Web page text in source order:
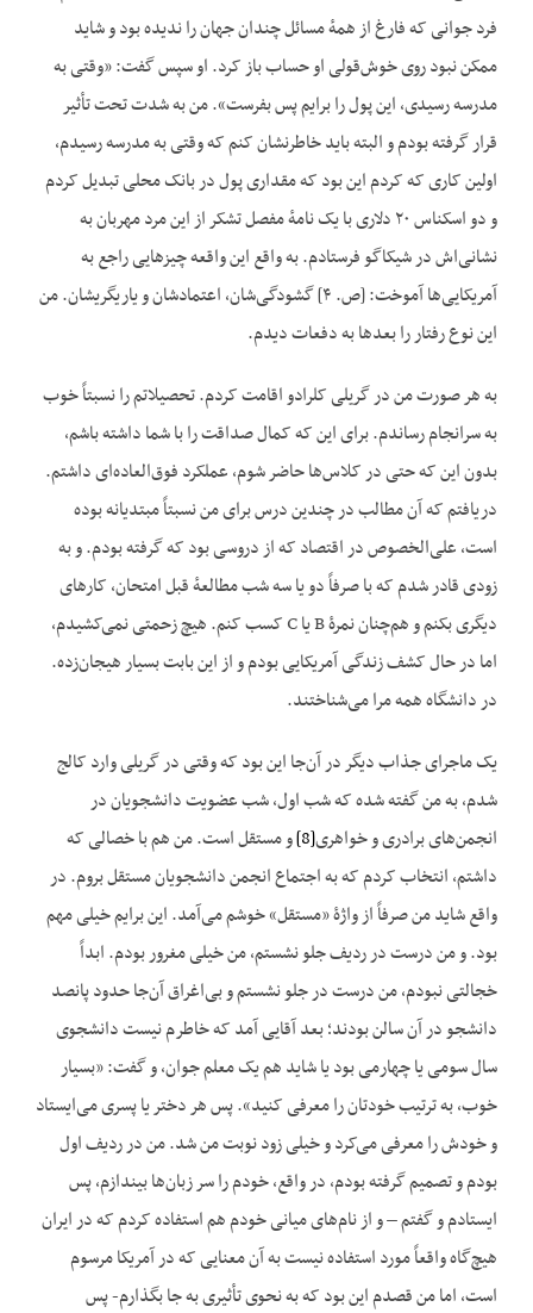
فرد جوانی که فارغ از همهٔ مسائل چندان جهان را ندیده بود و شاید
ممکن نبود روی خوش‌قولی او حساب باز کرد. او سپس گفت: «وقتی به
مدرسه رسیدی، این پول را برایم پس بفرست». من به شدت تحت تأثیر
قرار گرفته بودم و البته باید خاطرنشان کنم که وقتی به مدرسه رسیدم،
اولین کاری که کردم این بود که مقداری پول در بانک محلی تبدیل کردم
و دو اسکناس ۲۰ دلاری با یک نامهٔ مفصل تشکر از این مرد مهربان به
نشانی‌اش در شیکاگو فرستادم. به واقع این واقعه چیزهایی راجع به
آمریکایی‌ها آموخت: [ص. ۴] گشودگی‌شان، اعتمادشان و یاریگریشان. من
این نوع رفتار را بعدها به دفعات دیدم.
به هر صورت من در گریلی کلرادو اقامت کردم. تحصیلاتم را نسبتاً خوب
به سرانجام رساندم. برای این که کمال صداقت را با شما داشته باشم،
بدون این که حتی در کلاس‌ها حاضر شوم، عملکرد فوق‌العاده‌ای داشتم.
دریافتم که آن مطالب در چندین درس برای من نسبتاً مبتدیانه بوده
است، علی‌الخصوص در اقتصاد که از دروسی بود که گرفته بودم. و به
زودی قادر شدم که با صرفاً دو یا سه شب مطالعهٔ قبل امتحان، کارهای
دیگری بکنم و هم‌چنان نمرهٔ B یا C کسب کنم. هیچ زحمتی نمی‌کشیدم،
اما در حال کشف زندگی آمریکایی بودم و از این بابت بسیار هیجان‌زده.
در دانشگاه همه مرا می‌شناختند.
یک ماجرای جذاب دیگر در آن‌جا این بود که وقتی در گریلی وارد کالج
شدم، به من گفته شده که شب اول، شب عضویت دانشجویان در
انجمن‌های برادری و خواهری[8] و مستقل است. من هم با خصالی که
داشتم، انتخاب کردم که به اجتماع انجمن دانشجویان مستقل بروم. در
واقع شاید من صرفاً از واژهٔ «مستقل» خوشم می‌آمد. این برایم خیلی مهم
بود. و من درست در ردیف جلو نشستم، من خیلی مغرور بودم. ابداً
خجالتی نبودم، من درست در جلو نشستم و بی‌اغراق آن‌جا حدود پانصد
دانشجو در آن سالن بودند؛ بعد آقایی آمد که خاطرم نیست دانشجوی
سال سومی یا چهارمی بود یا شاید هم یک معلم جوان، و گفت: «بسیار
خوب، به ترتیب خودتان را معرفی کنید». پس هر دختر یا پسری می‌ایستاد
و خودش را معرفی می‌کرد و خیلی زود نوبت من شد. من در ردیف اول
بودم و تصمیم گرفته بودم، در واقع، خودم را سر زبان‌ها بیندازم، پس
ایستادم و گفتم – و از نام‌های میانی خودم هم استفاده کردم که در ایران
هیچ‌گاه واقعاً مورد استفاده نیست به آن معنایی که در آمریکا مرسوم
است، اما من قصدم این بود که به نحوی تأثیری به جا بگذارم- پس